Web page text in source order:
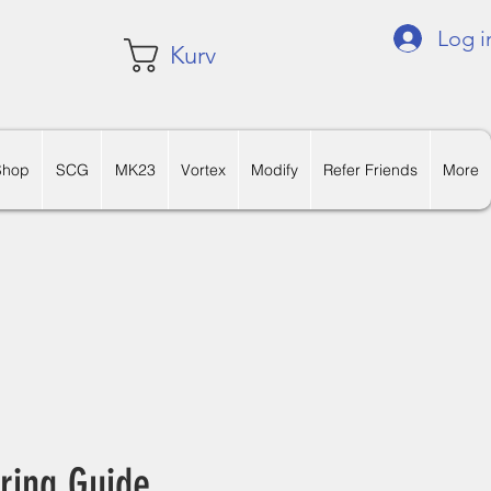
Kurv
Log
SCG MK23 Vortex Modify Refer Friends More